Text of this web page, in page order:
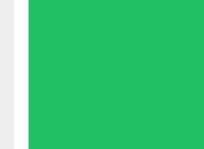
醒過來，先後接
廢、嘴巴肌肉大
作和行動能力，
要穿上壓力衣、
獨自走動，因雙
扶，生活艱苦；